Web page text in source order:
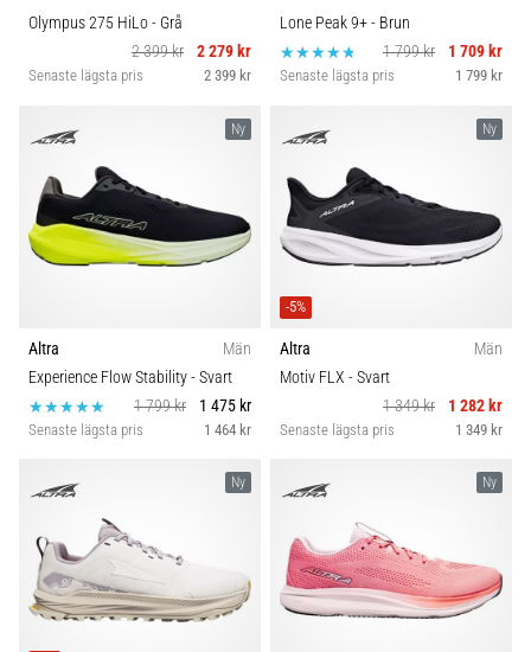
Olympus 275 HiLo- Grå
2 399 kr
2 279 kr
Senaste lägsta pris 2 399 kr
Lone Peak 9+- Brun
1 799 kr
1 709 kr
Senaste lägsta pris 1 799 kr
Ny
Altra
Män
Experience Flow Stability- Svart
1 799 kr
1 475 kr
Senaste lägsta pris 1 464 kr
Ny
-5%
Altra
Män
Motiv FLX - Svart
1 349 kr
1 282 kr
Senaste lägsta pris 1 349 kr
Ny Ny